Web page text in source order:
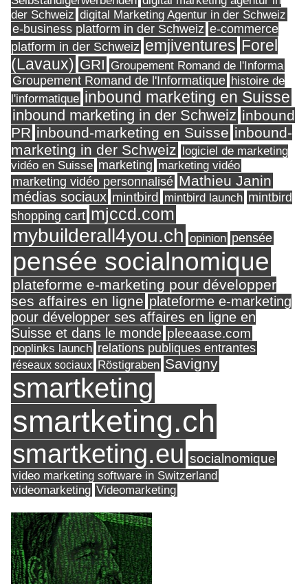
der Schweiz digital Marketing Agentur in der Schweiz
e-business platform in der Schweiz e-commerce
platform in der Schweiz emjiventures Forel
(Lavaux) GRI Groupement Romand de l'Informa
Groupement Romand de l'Informatique histoire de
l'informatique inbound marketing en Suisse
inbound marketing in der Schweiz inbound
PR inbound-marketing en Suisse inbound-
marketing in der Schweiz logiciel de marketing
vidéo en Suisse marketing marketing vidéo
marketing vidéo personnalisé Mathieu Janin
médias sociaux mintbird mintbird launch mintbird
shopping cart mjccd.com
mybuilderall4you.ch opinion pensée
pensée socialnomique
plateforme e-marketing pour développer
ses affaires en ligne plateforme e-marketing
pour développer ses affaires en ligne en
Suisse et dans le monde pleeaase.com
poplinks launch relations publiques entrantes
réseaux sociaux Röstigraben Savigny
smartketing
smartketing.ch
smartketing.eu socialnomique
video marketing software in Switzerland
videomarketing Videomarketing